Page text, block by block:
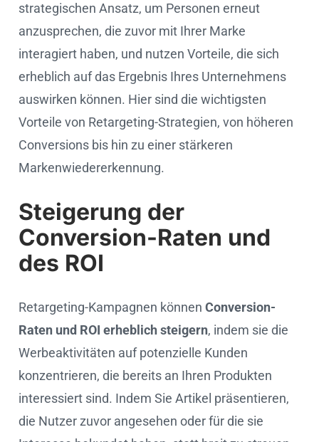
strategischen Ansatz, um Personen erneut
anzusprechen, die zuvor mit Ihrer Marke
interagiert haben, und nutzen Vorteile, die sich
erheblich auf das Ergebnis Ihres Unternehmens
auswirken können. Hier sind die wichtigsten
Vorteile von Retargeting-Strategien, von höheren
Conversions bis hin zu einer stärkeren
Markenwiedererkennung.
Steigerung der
Conversion-Raten und
des ROI
Retargeting-Kampagnen können Conversion-
Raten und ROI erheblich steigern, indem sie die
Werbeaktivitäten auf potenzielle Kunden
konzentrieren, die bereits an Ihren Produkten
interessiert sind. Indem Sie Artikel präsentieren,
die Nutzer zuvor angesehen oder für die sie